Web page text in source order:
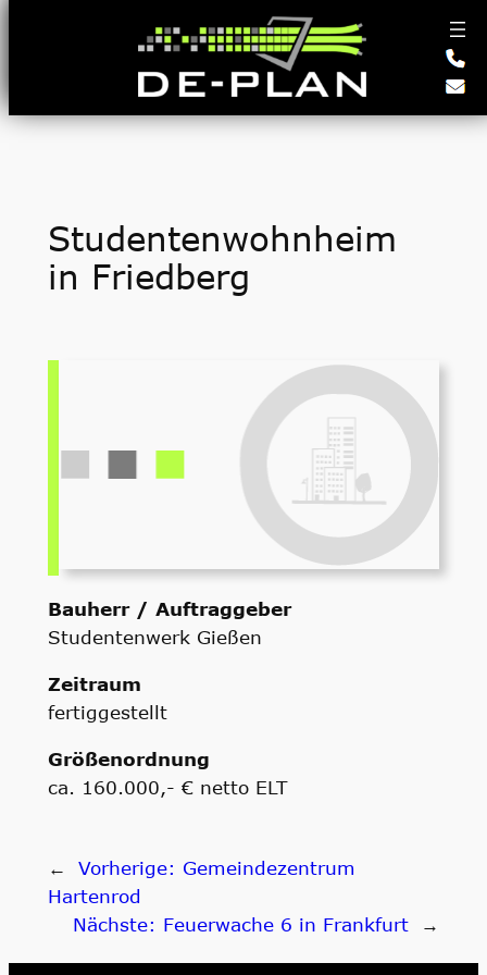
Studentenwohnheim
in Friedberg
Bauherr / Auftraggeber
Studentenwerk Gießen
Zeitraum
fertiggestellt
Größenordnung
ca. 160.000,- € netto ELT
← Vorherige: Gemeindezentrum
Hartenrod
Nächste: Feuerwache 6 in Frankfurt →